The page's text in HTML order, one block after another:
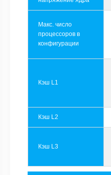
Макс. число
процессоров в
конфигурации
Кэш L1
Кэш L2
Кэш L3